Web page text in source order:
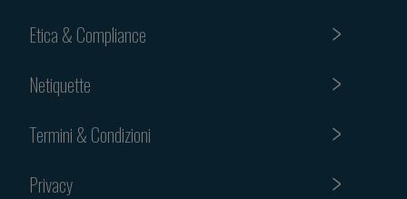
Etica & Compliance
Netiquette
Termini & Condizioni
Privacy